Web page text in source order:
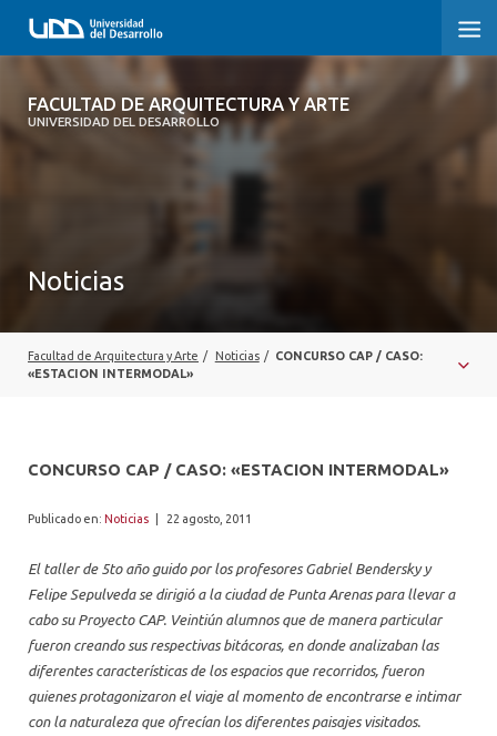
FACULTAD DE ARQUITECTURA Y ARTE
UNIVERSIDAD DEL DESARROLLO
FACULTAD DE ARQUITECTURA Y ARTE
MAGÍSTER
Noticias
Facultad de Arquitectura y Arte / Noticias / CONCURSO CAP / CASO:
«ESTACION INTERMODAL»
CONCURSO CAP / CASO: «ESTACION INTERMODAL»
Publicado en: Noticias 22 agosto, 2011
El taller de 5to año guido por los profesores Gabriel Bendersky y
Felipe Sepulveda se dirigió a la ciudad de Punta Arenas para llevar a
cabo su Proyecto CAP. Veintiún alumnos que de manera particular
fueron creando sus respectivas bitácoras, en donde analizaban las
diferentes características de los espacios que recorridos, fueron
quienes protagonizaron el viaje al momento de encontrarse e intimar
con la naturaleza que ofrecían los diferentes paisajes visitados.